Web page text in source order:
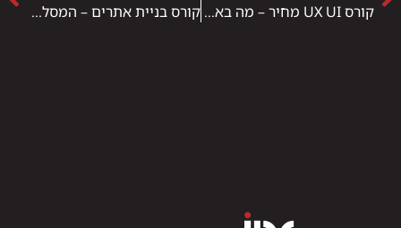
קורס UX UI מחיר – מה באמת משפיע על העלות ואיך להבין את הערך של הלימודים קורס בניית אתרים – המסלול שהופך רעיונות לאתרים אמיתיים שמייצרים תוצאות